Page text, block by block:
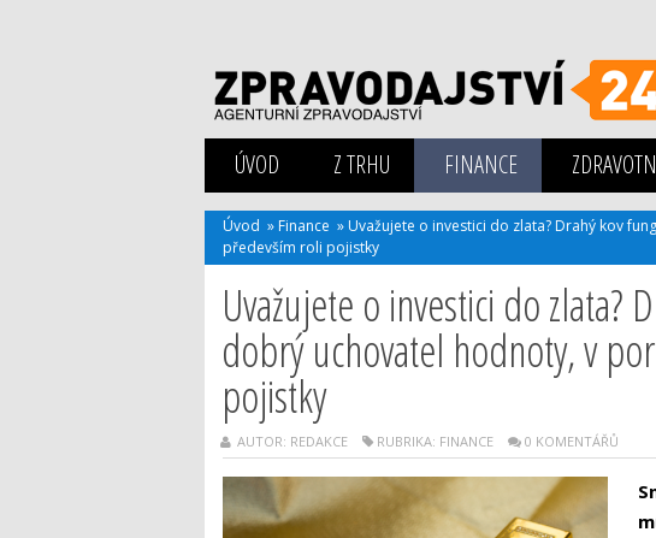
ÚVOD Z TRHU FINANCE
Úvod » Finance » Uvažujete o investici do zlata? Drahý kov
především roli pojistky
Uvažujete o investici do zlata?
dobrý uchovatel hodnoty, v
pojistky
AUTOR: REDAKCE RUBRIKA: FINANCE 0 KOMENTÁŘŮ